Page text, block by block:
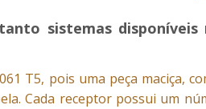
sistemas
T5, pois uma peça maciça,
Cada receptor possui um